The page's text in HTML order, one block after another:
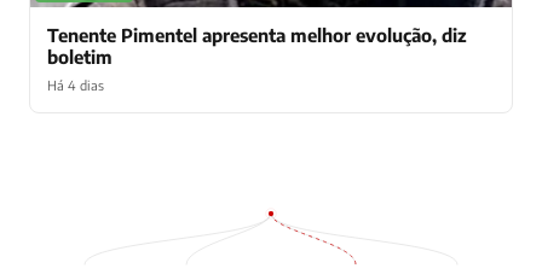
Tenente Pimentel apresenta melhor evolução, diz
boletim
Há 4 dias